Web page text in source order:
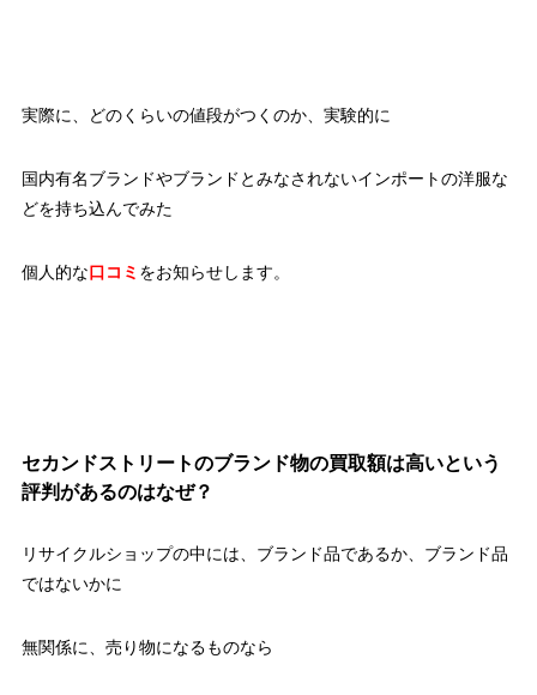
実際に、どのくらいの値段がつくのか、実験的に
国内有名ブランドやブランドとみなされないインポートの洋服な
どを持ち込んでみた
個人的な口コミ をお知らせします。
セカンドストリートのブランド物の買取額は高いという
評判があるのはなぜ？
リサイクルショップの中には、ブランド品であるか、ブランド品
ではないかに
無関係に、売り物になるものなら